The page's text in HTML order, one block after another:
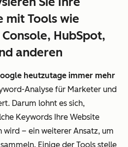
mit Tools wie
HubSpot,
anderen
heutzutage immer mehr
Analyse für Marketer und
Darum lohnt es sich,
Keywords Ihre Website
wird – ein weiterer Ansatz, um
Einige der Tools stelle